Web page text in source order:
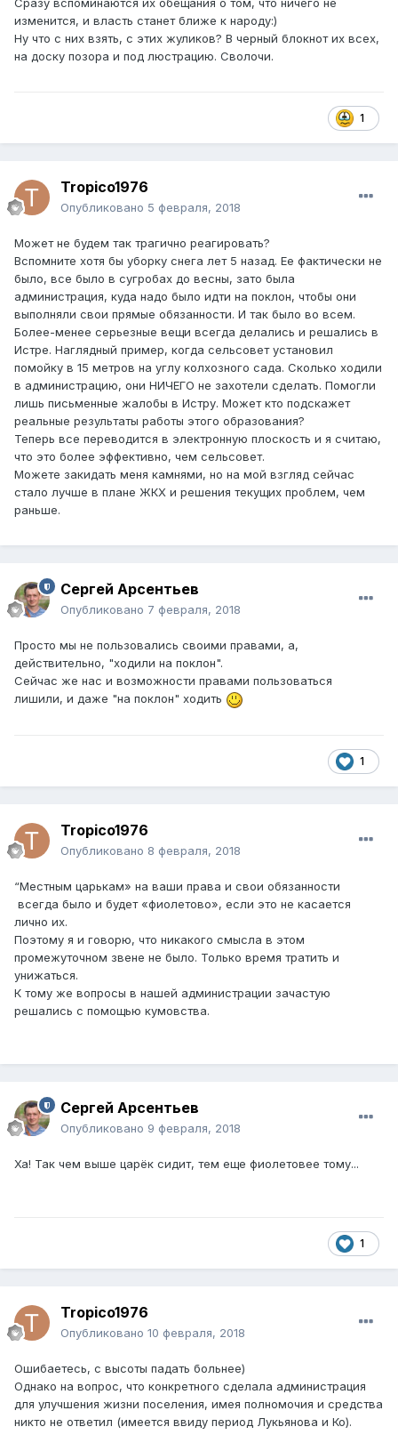
Сразу вспоминаются их обещания о том, что ничего не
изменится, и власть станет ближе к народу:)
Ну что с них взять, с этих жуликов? В черный блокнот их всех,
на доску позора и под люстрацию. Сволочи.
1
Tropico1976
Опубликовано 5 февраля, 2018
Может не будем так трагично реагировать?
Вспомните хотя бы уборку снега лет 5 назад. Ее фактически не
было, все было в сугробах до весны, зато была
администрация, куда надо было идти на поклон, чтобы они
выполняли свои прямые обязанности. И так было во всем.
Более-менее серьезные вещи всегда делались и решались в
Истре. Наглядный пример, когда сельсовет установил
помойку в 15 метров на углу колхозного сада. Сколько ходили
в администрацию, они НИЧЕГО не захотели сделать. Помогли
лишь письменные жалобы в Истру. Может кто подскажет
реальные результаты работы этого образования?
Теперь все переводится в электронную плоскость и я считаю,
что это более эффективно, чем сельсовет.
Можете закидать меня камнями, но на мой взгляд сейчас
стало лучше в плане ЖКХ и решения текущих проблем, чем
раньше.
Сергей Арсентьев
Опубликовано 7 февраля, 2018
Просто мы не пользовались своими правами, а,
действительно, "ходили на поклон".
Сейчас же нас и возможности правами пользоваться
лишили, и даже "на поклон" ходить
1
Tropico1976
Опубликовано 8 февраля, 2018
“Местным царькам» на ваши права и свои обязанности
всегда было и будет «фиолетово», если это не касается
лично их.
Поэтому я и говорю, что никакого смысла в этом
промежуточном звене не было. Только время тратить и
унижаться.
К тому же вопросы в нашей администрации зачастую
решались с помощью кумовства.
Сергей Арсентьев
Опубликовано 9 февраля, 2018
Ха! Так чем выше царёк сидит, тем еще фиолетовее тому...
1
Tropico1976
Опубликовано 10 февраля, 2018
Ошибаетесь, с высоты падать больнее)
Однако на вопрос, что конкретного сделала администрация
для улучшения жизни поселения, имея полномочия и средства
никто не ответил (имеется ввиду период Лукьянова и Ко).